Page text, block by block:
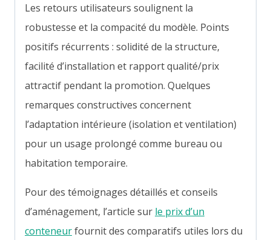
Les retours utilisateurs soulignent la
robustesse et la compacité du modèle. Points
positifs récurrents : solidité de la structure,
facilité d’installation et rapport qualité/prix
attractif pendant la promotion. Quelques
remarques constructives concernent
l’adaptation intérieure (isolation et ventilation)
pour un usage prolongé comme bureau ou
habitation temporaire.
Pour des témoignages détaillés et conseils
d’aménagement, l’article sur le prix d’un
conteneurfournit des comparatifs utiles lors du